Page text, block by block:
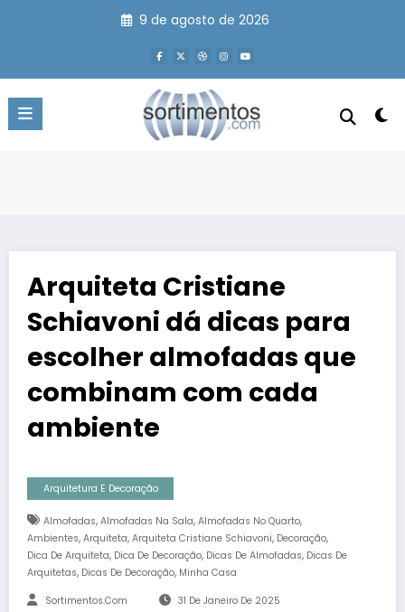
9 de agosto de 2026
Arquiteta Cristiane
Schiavoni dá dicas para
escolher almofadas que
combinam com cada
ambiente
Arquitetura E Decoração
Almofadas, Almofadas Na Sala, Almofadas No Quarto,
Ambientes, Arquiteta, Arquiteta Cristiane Schiavoni, Decoração,
Dica De Arquiteta, Dica De Decoração, Dicas De Almofadas, Dicas De
Arquitetas, Dicas De Decoração, Minha Casa
Sortimentos.com 31 De Janeiro De 2025